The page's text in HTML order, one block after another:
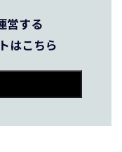
営する
はこちら